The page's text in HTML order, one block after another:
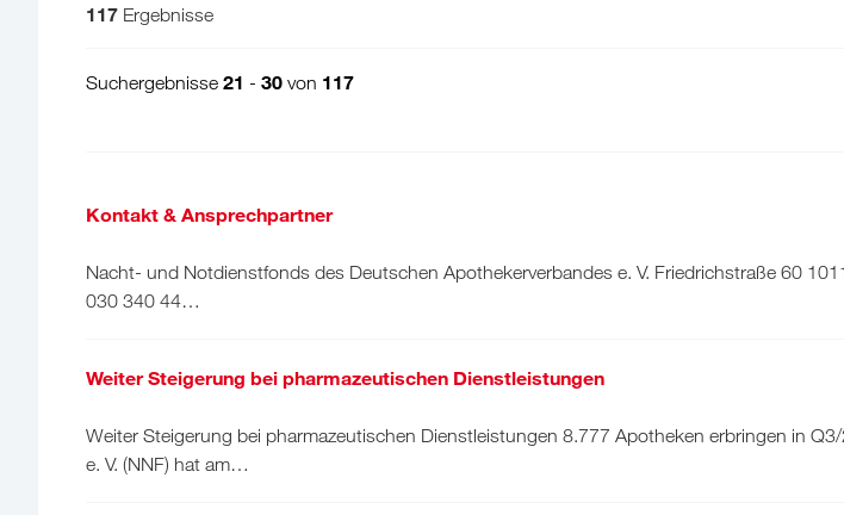
117 Ergebnisse
Suchergebnisse 21 - 30 von 117
Kontakt & Ansprechpartner
Nacht- und Notdienstfonds des Deutschen Apothekerverbandes e. V. Friedrichstraße 60
030 340 44…
Weiter Steigerung bei pharmazeutischen Dienstleistungen
Weiter Steigerung bei pharmazeutischen Dienstleistungen 8.777 Apotheken erbringen in
e. V. (NNF) hat am…